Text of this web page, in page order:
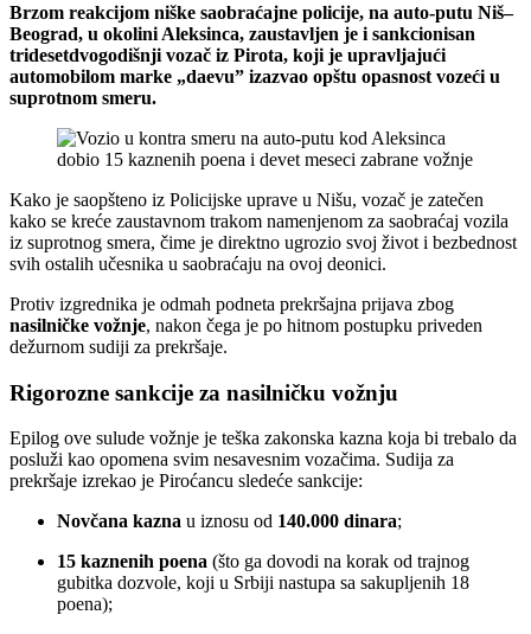
Brzom reakcijom niške saobraćajne policije, na auto-putu Niš–
Beograd, u okolini Aleksinca, zaustavljen je i sankcionisan
tridesetdvogodišnji vozač iz Pirota, koji je upravljajući
automobilom marke „daevu” izazvao opštu opasnost vozeći u
suprotnom smeru.
Kako je saopšteno iz Policijske uprave u Nišu, vozač je zatečen
kako se kreće zaustavnom trakom namenjenom za saobraćaj vozila
iz suprotnog smera, čime je direktno ugrozio svoj život i bezbednost
svih ostalih učesnika u saobraćaju na ovoj deonici.
Protiv izgrednika je odmah podneta prekršajna prijava zbog
nasilničke vožnje, nakon čega je po hitnom postupku priveden
dežurnom sudiji za prekršaje.
Rigorozne sankcije za nasilničku vožnju
Epilog ove sulude vožnje je teška zakonska kazna koja bi trebalo da
posluži kao opomena svim nesavesnim vozačima. Sudija za
prekršaje izrekao je Piroćancu sledeće sankcije:
Novčana kazna u iznosu od 140.000 dinara;
15 kaznenih poena (što ga dovodi na korak od trajnog
gubitka dozvole, koji u Srbiji nastupa sa sakupljenih 18
poena);